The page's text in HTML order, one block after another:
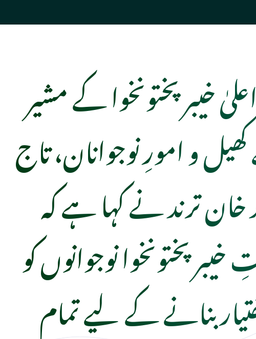
خیبر پختونخوا کے مشیر
و امورِ نوجوانان، تاج
خان ترند نے کہا ہے کہ
پختونخوا نوجوانوں کو
بنانے کے لیے تمام